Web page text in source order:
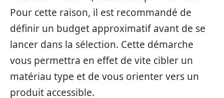
Pour cette raison, il est recommandé de
définir un budget approximatif avant de se
lancer dans la sélection. Cette démarche
vous permettra en effet de vite cibler un
matériau type et de vous orienter vers un
produit accessible.